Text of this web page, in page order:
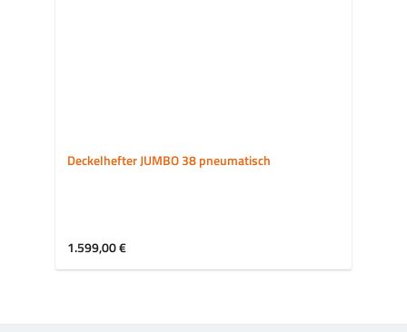
Deckelhefter JUMBO 38 pneumatisch
Regulärer Preis:
1.599,00 €